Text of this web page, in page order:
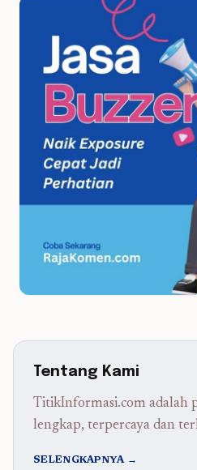
Tentang Kami
TitikInformasi.com adalah
lengkap, terpercaya dan
SELENGKAPNYA →